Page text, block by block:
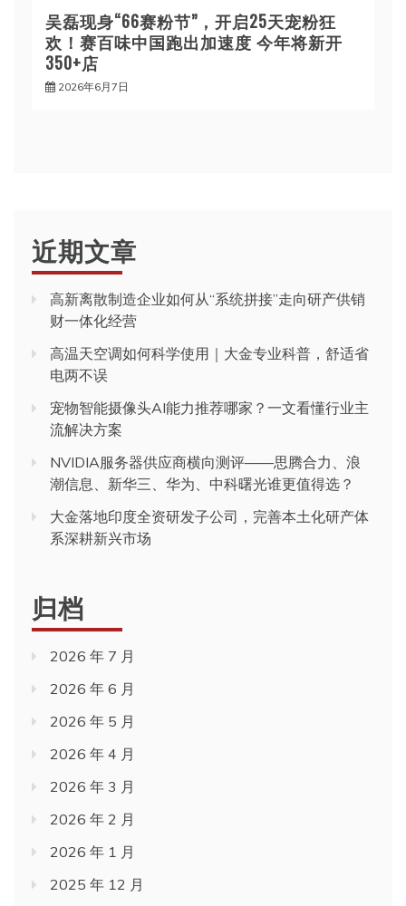
吴磊现身“66赛粉节”，开启25天宠粉狂
欢！赛百味中国跑出加速度 今年将新开
350+店
2026年6月7日
近期文章
高新离散制造企业如何从“系统拼接”走向研产供销
财一体化经营
高温天空调如何科学使用｜大金专业科普，舒适省
电两不误
宠物智能摄像头AI能力推荐哪家？一文看懂行业主
流解决方案
NVIDIA服务器供应商横向测评——思腾合力、浪
潮信息、新华三、华为、中科曙光谁更值得选？
大金落地印度全资研发子公司，完善本土化研产体
系深耕新兴市场
归档
2026 年 7 月
2026 年 6 月
2026 年 5 月
2026 年 4 月
2026 年 3 月
2026 年 2 月
2026 年 1 月
2025 年 12 月